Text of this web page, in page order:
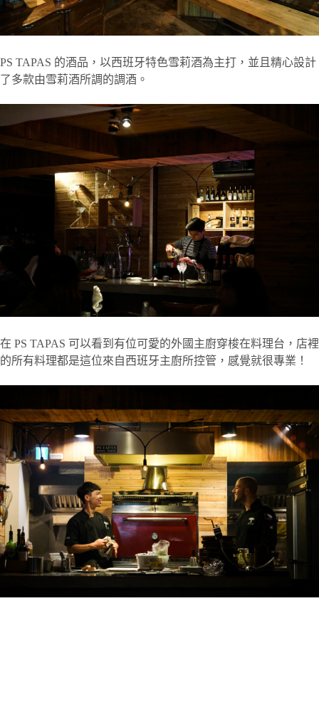
PS TAPAS 的酒品，以西班牙特色雪莉酒為主打，並且精心設計
了多款由雪莉酒所調的調酒。
在 PS TAPAS 可以看到有位可愛的外國主廚穿梭在料理台，店裡
的所有料理都是這位來自西班牙主廚所控管，感覺就很專業！